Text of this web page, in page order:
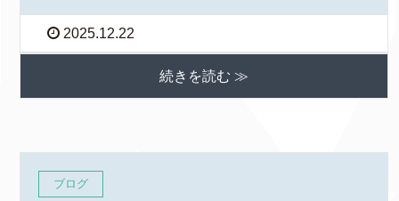
2025.12.22
続きを読む ≫
ブログ